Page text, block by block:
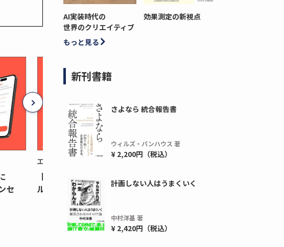
セ
エムディーピー
【月間1,000万本以上の配布実績！】デジタ
ルクーポンを活用した販促キャンペーンを...
ダウンロードする
AI実装時代の
世界のクリエイティブ
効果測定の新視点
もっと見る
新刊書籍
さよなら 統合報告書
ウィルズ・パンハウス 著
¥ 2,200円（税込）
計画しない人はうまくいく
中村洋基 著
¥ 2,420円（税込）